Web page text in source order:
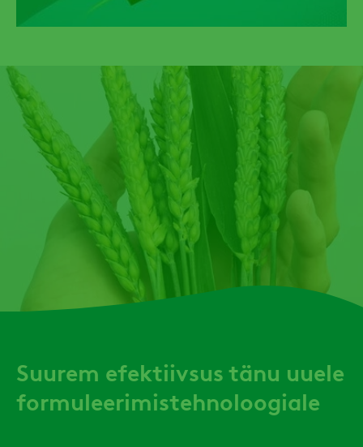
Suurem efektiivsus tänu uuele
formuleerimistehnoloogiale